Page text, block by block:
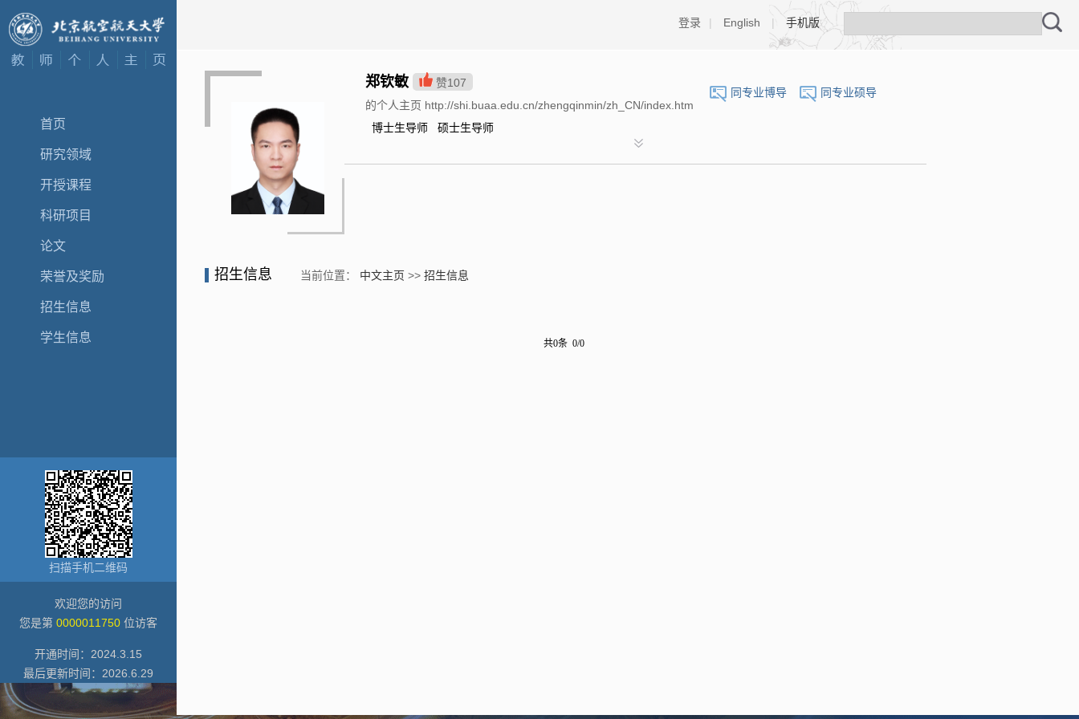
首页
研究领域
开授课程
科研项目
论文
荣誉及奖励
招生信息
学生信息
扫描手机二维码
欢迎您的访问
您是第 0000011750 位访客
开通时间： 2024 3 15
最后更新时间： 2026 6 29
登录 | English | 手机版
同专业博导 同专业硕导
郑钦敏 赞107
的个人主页 http://shi.buaa.edu.cn/zhengqinmin/zh_CN/index.htm
博士生导师 硕士生导师
招生信息 当前位置： 中文主页 >> 招生信息
共0条 0/0